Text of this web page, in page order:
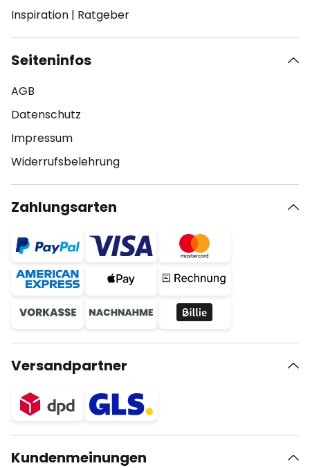
Inspiration | Ratgeber
Seiteninfos
AGB
Datenschutz
Impressum
Widerrufsbelehrung
Zahlungsarten
Versandpartner
Kundenmeinungen